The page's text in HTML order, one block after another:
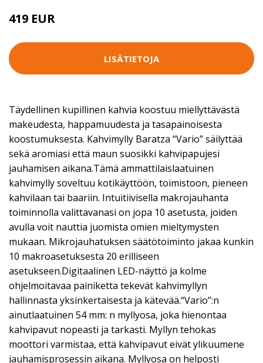
419 EUR
LISÄTIETOJA
Täydellinen kupillinen kahvia koostuu miellyttävästä
makeudesta, happamuudesta ja tasapainoisesta
koostumuksesta. Kahvimylly Baratza “Vario” säilyttää
sekä aromiasi että maun suosikki kahvipapujesi
jauhamisen aikana.Tämä ammattilaislaatuinen
kahvimylly soveltuu kotikäyttöön, toimistoon, pieneen
kahvilaan tai baariin. Intuitiivisella makrojauhanta
toiminnolla valittavanasi on jopa 10 asetusta, joiden
avulla voit nauttia juomista omien mieltymysten
mukaan. Mikrojauhatuksen säätötoiminto jakaa kunkin
10 makroasetuksesta 20 erilliseen
asetukseen.Digitaalinen LED-näyttö ja kolme
ohjelmoitavaa painiketta tekevät kahvimyllyn
hallinnasta yksinkertaisesta ja kätevää.“Vario”:n
ainutlaatuinen 54 mm: n myllyosa, joka hienontaa
kahvipavut nopeasti ja tarkasti. Myllyn tehokas
moottori varmistaa, että kahvipavut eivät ylikuumene
jauhamisprosessin aikana. Myllyosa on helposti